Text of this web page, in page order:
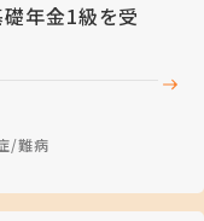
年金1級を受
難病